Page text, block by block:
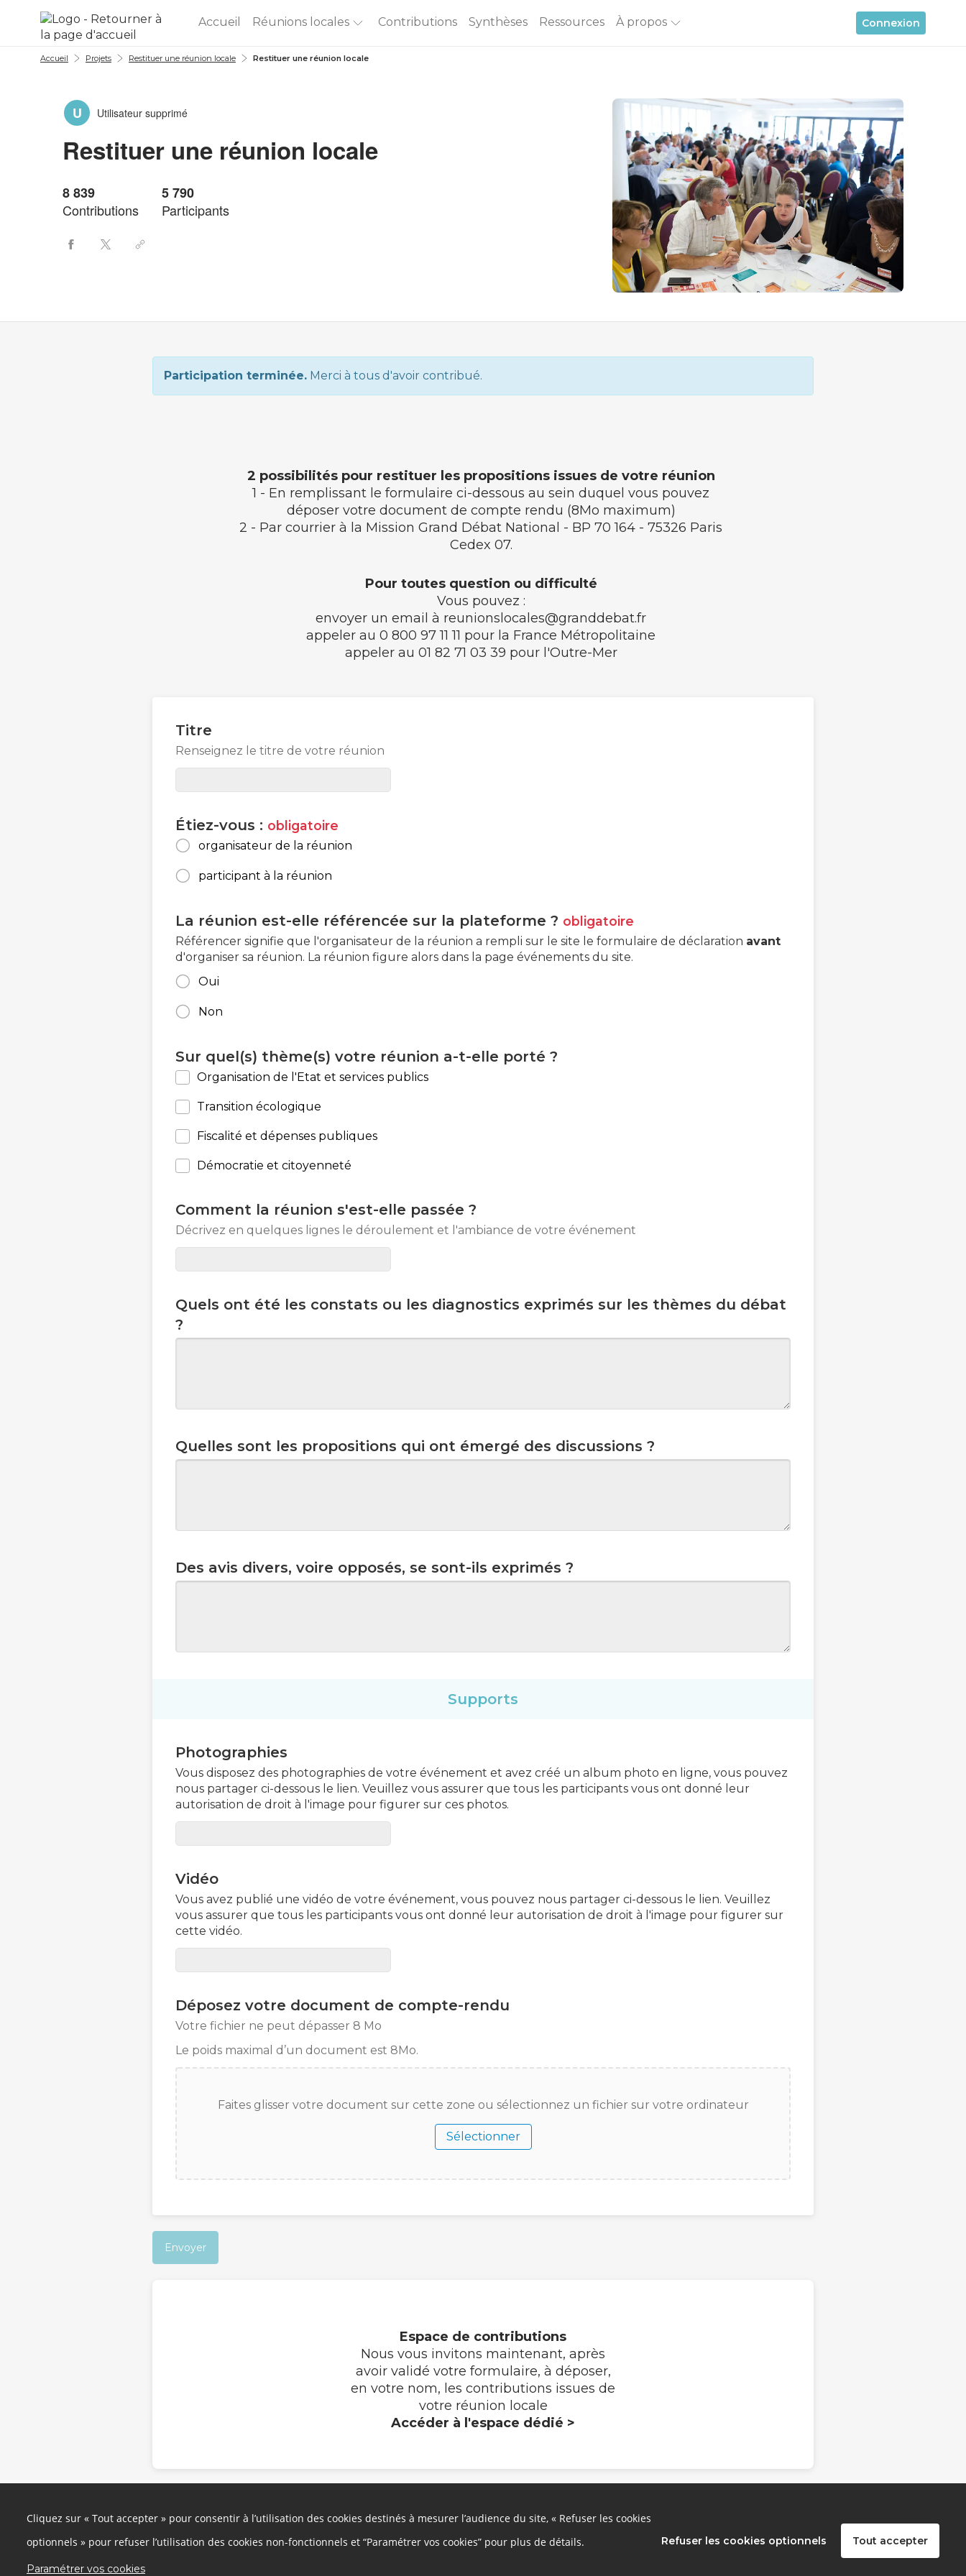
Aller au menu Aller au contenu
Accueil Réunions locales Contributions Synthèses Ressources À propos Connexion
Accueil Projets Restituer une réunion locale Restituer une réunion locale
U Utilisateur supprimé
Restituer une réunion locale
8 839
Contributions
5 790
Participants
Participation terminée. Merci à tous d'avoir contribué.
2 possibilités pour restituer les propositions issues de votre réunion
1 - En remplissant le formulaire ci-dessous au sein duquel vous pouvez
déposer votre document de compte rendu (8Mo maximum)
2 - Par courrier à la Mission Grand Débat National - BP 70 164 - 75326 Paris
Cedex 07.
Pour toutes question ou difficulté
Vous pouvez :
envoyer un email à reunionslocales@granddebat.fr
appeler au0 800 97 11 11 pour la France Métropolitaine
appeler au 01 82 71 03 39 pour l'Outre-Mer
Titre
Renseignez le titre de votre réunion
Étiez-vous : obligatoire
organisateur de la réunion
participant à la réunion
La réunion est-elle référencée sur la plateforme ? obligatoire
Référencer signifie que l'organisateur de la réunion a rempli sur le site le formulaire de déclaration avant
d'organiser sa réunion. La réunion figure alors dans la page événements du site.
Oui
Non
Sur quel(s) thème(s) votre réunion a-t-elle porté ?
Organisation de l'Etat et services publics
Transition écologique
Fiscalité et dépenses publiques
Démocratie et citoyenneté
Comment la réunion s'est-elle passée ?
Décrivez en quelques lignes le déroulement et l'ambiance de votre événement
Quels ont été les constats ou les diagnostics exprimés sur les thèmes du débat
?
Quelles sont les propositions qui ont émergé des discussions ?
Des avis divers, voire opposés, se sont-ils exprimés ?
Supports
Photographies
Vous disposez des photographies de votre événement et avez créé un album photo en ligne, vous pouvez
nous partager ci-dessous le lien. Veuillez vous assurer que tous les participants vous ont donné leur
autorisation de droit à l'image pour figurer sur ces photos.
Vidéo
Vous avez publié une vidéo de votre événement, vous pouvez nous partager ci-dessous le lien. Veuillez
vous assurer que tous les participants vous ont donné leur autorisation de droit à l'image pour figurer sur
cette vidéo.
Déposez votre document de compte-rendu
Votre fichier ne peut dépasser 8 Mo
Le poids maximal d’un document est 8Mo.
Faites glisser votre document sur cette zone ou sélectionnez un fichier sur votre ordinateur
Sélectionner
Envoyer
Espace de contributions
Nous vous invitons maintenant, après
avoir validé votre formulaire, à déposer,
en votre nom, les contributions issues de
votre réunion locale
Accéder à l'espace dédié >
Cliquez sur « Tout accepter » pour consentir à l’utilisation des cookies destinés à mesurer l’audience du site, « Refuser les cookies
optionnels » pour refuser l’utilisation des cookies non-fonctionnels et “Paramétrer vos cookies” pour plus de détails.
Paramétrer vos cookies
Refuser les cookies optionnels Tout accepter
Autres liens
Cookies Gestion des cookies